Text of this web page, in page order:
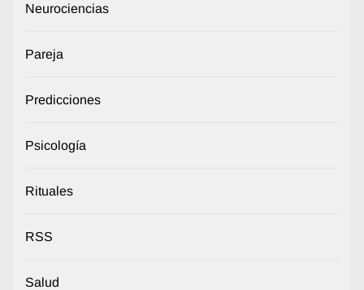
Neurociencias
Pareja
Predicciones
Psicología
Rituales
RSS
Salud